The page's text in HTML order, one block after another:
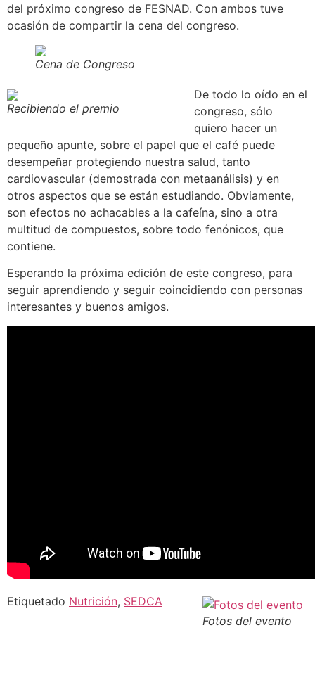
del próximo congreso de FESNAD. Con ambos tuve
ocasión de compartir la cena del congreso.
Cena de Congreso
Recibiendo el premio
De todo lo oído en el
congreso, sólo
quiero hacer un
pequeño apunte, sobre el papel que el café puede
desempeñar protegiendo nuestra salud, tanto
cardiovascular (demostrada con metaanálisis) y en
otros aspectos que se están estudiando. Obviamente,
son efectos no achacables a la cafeína, sino a otra
multitud de compuestos, sobre todo fenónicos, que
contiene.
Esperando la próxima edición de este congreso, para
seguir aprendiendo y seguir coincidiendo con personas
interesantes y buenos amigos.
Fotos del evento
Etiquetado Nutrición, SEDCA